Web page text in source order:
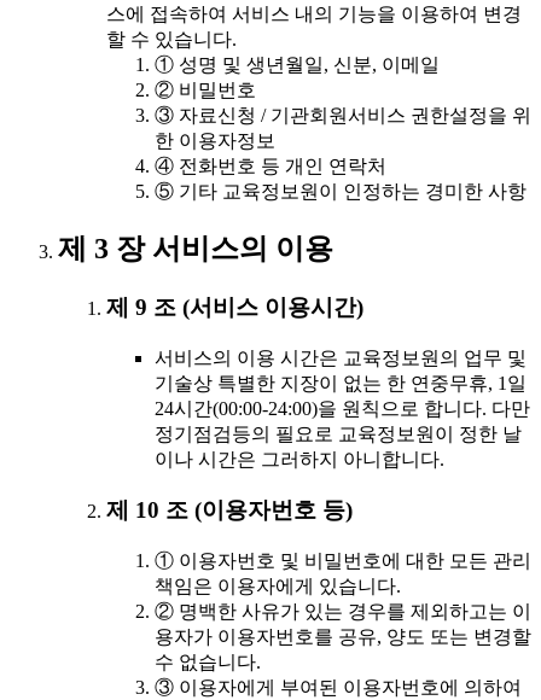
스에 접속하여 서비스 내의 기능을 이용하여 변경
할 수 있습니다.
① 성명 및 생년월일, 신분, 이메일
② 비밀번호
③ 자료신청 / 기관회원서비스 권한설정을 위
한 이용자정보
④ 전화번호 등 개인 연락처
⑤ 기타 교육정보원이 인정하는 경미한 사항
제 3 장 서비스의 이용
제 9 조 (서비스 이용시간)
서비스의 이용 시간은 교육정보원의 업무 및
기술상 특별한 지장이 없는 한 연중무휴, 1일
24시간(00:00-24:00)을 원칙으로 합니다. 다만
정기점검등의 필요로 교육정보원이 정한 날
이나 시간은 그러하지 아니합니다.
제 10 조 (이용자번호 등)
① 이용자번호 및 비밀번호에 대한 모든 관리
책임은 이용자에게 있습니다.
② 명백한 사유가 있는 경우를 제외하고는 이
용자가 이용자번호를 공유, 양도 또는 변경할
수 없습니다.
③ 이용자에게 부여된 이용자번호에 의하여